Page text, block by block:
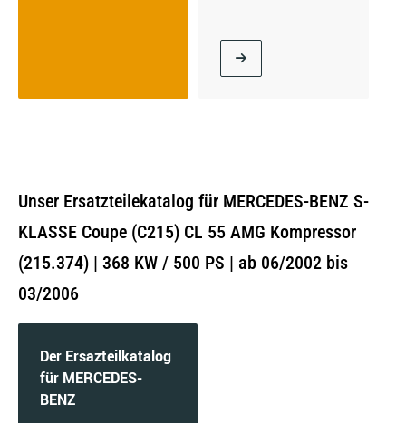
Unser Ersatzteilekatalog für MERCEDES-BENZ S-
KLASSE Coupe (C215) CL 55 AMG Kompressor
(215.374) | 368 KW / 500 PS | ab 06/2002 bis
03/2006
Der Ersazteilkatalog
für MERCEDES-
BENZ